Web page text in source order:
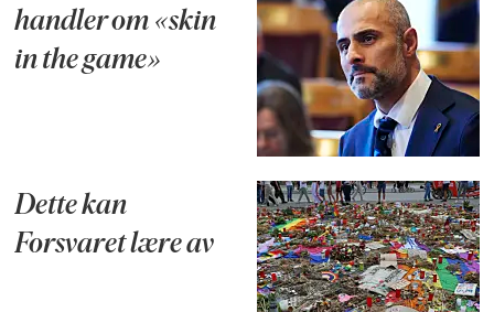
handler om «skin
in the game»
Dette kan
Forsvaret lære av